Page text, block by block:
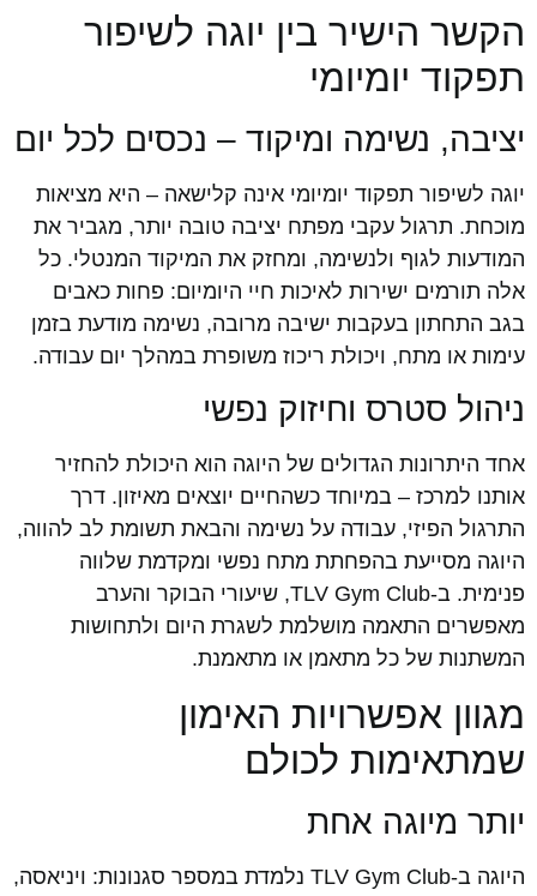
הקשר הישיר בין יוגה לשיפור
תפקוד יומיומי
יציבה, נשימה ומיקוד – נכסים לכל יום
יוגה לשיפור תפקוד יומיומי אינה קלישאה – היא מציאות
מוכחת. תרגול עקבי מפתח יציבה טובה יותר, מגביר את
המודעות לגוף ולנשימה, ומחזק את המיקוד המנטלי. כל
אלה תורמים ישירות לאיכות חיי היומיום: פחות כאבים
בגב התחתון בעקבות ישיבה מרובה, נשימה מודעת בזמן
עימות או מתח, ויכולת ריכוז משופרת במהלך יום עבודה.
ניהול סטרס וחיזוק נפשי
אחד היתרונות הגדולים של היוגה הוא היכולת להחזיר
אותנו למרכז – במיוחד כשהחיים יוצאים מאיזון. דרך
התרגול הפיזי, עבודה על נשימה והבאת תשומת לב להווה,
היוגה מסייעת בהפחתת מתח נפשי ומקדמת שלווה
פנימית. ב-TLV Gym Club, שיעורי הבוקר והערב
מאפשרים התאמה מושלמת לשגרת היום ולתחושות
המשתנות של כל מתאמן או מתאמנת.
מגוון אפשרויות האימון
שמתאימות לכולם
יותר מיוגה אחת
היוגה ב-TLV Gym Club נלמדת במספר סגנונות: ויניאסה,